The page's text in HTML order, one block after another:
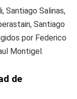
Santiago Salinas,
Santiago
por Federico
Montigel.
de